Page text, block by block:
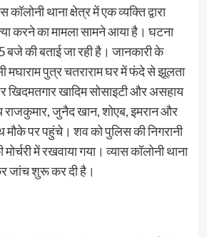
थाना क्षेत्र में एक व्यक्ति द्वारा
करने का मामला सामने आया है। घटना
बजे की बताई जा रही है। जानकारी के
मघाराम पुत्र चतराराम घर में फंदे से झूलता
खिदमतगार खादिम सोसाइटी और असहाय
जुनैद खान, शोएब, इमरान और
मौके पर पहुंचे। शव को पुलिस की निगरानी
में रखवाया गया। व्यास कॉलोनी थाना
जांच शुरू कर दी है।